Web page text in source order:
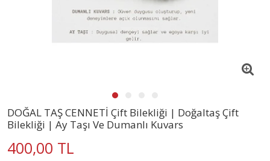
DOĞAL TAŞ CENNETİ Çift Bilekliği | Doğaltaş Çift
Bilekliği | Ay Taşı Ve Dumanlı Kuvars
400,00 TL